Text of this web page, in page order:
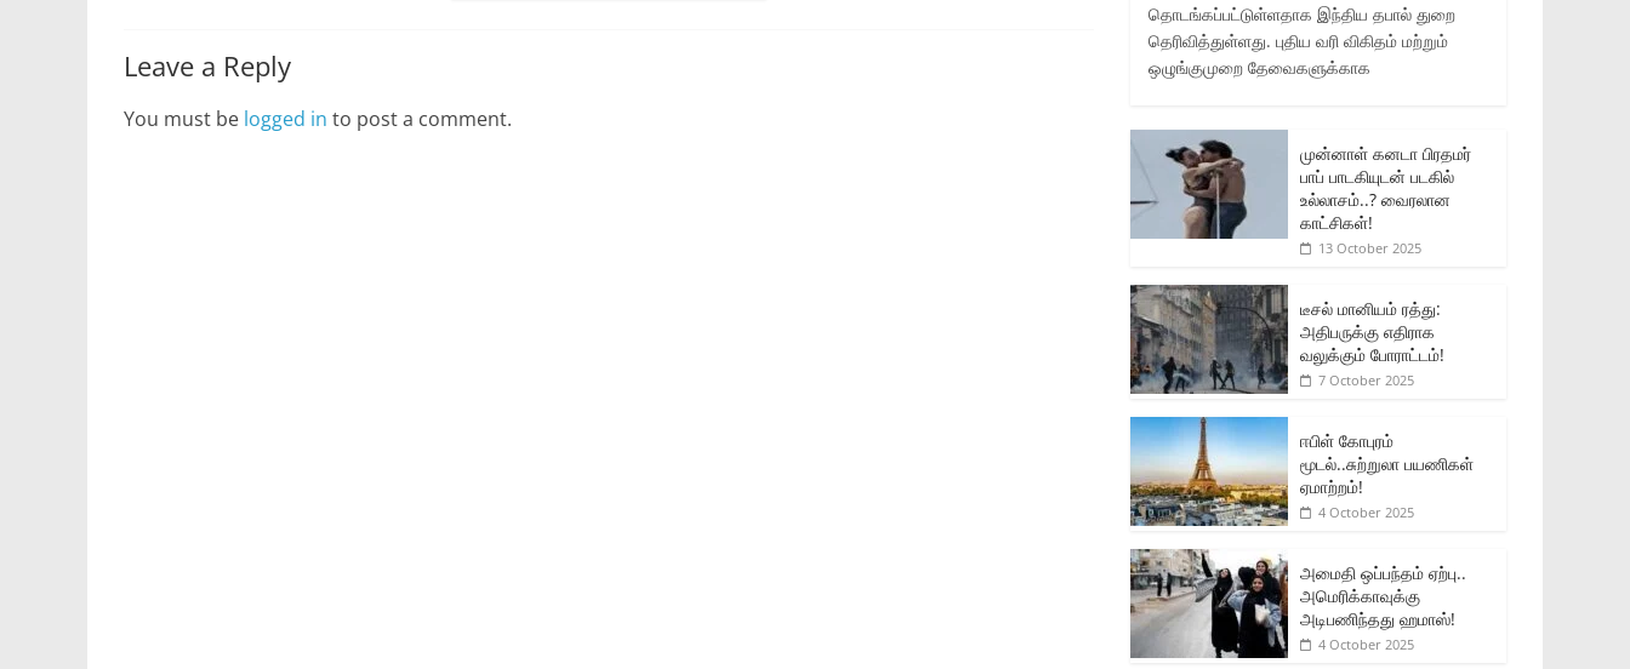
Leave a Reply
You must be logged in to post a comment.
தொடங்கப்பட்டுள்ளதாக இந்திய தபால் துறை
தெரிவித்துள்ளது. புதிய வரி விகிதம் மற்றும்
ஒழுங்குமுறை தேவைகளுக்காக
முன்னாள் கனடா பிரதமர்
பாப் பாடகியுடன் படகில்
உல்லாசம்..? வைரலான
காட்சிகள்!
13 October 2025
டீசல் மானியம் ரத்து:
அதிபருக்கு எதிராக
வலுக்கும் போராட்டம்!
7 October 2025
ஈபிள் கோபுரம்
மூடல்..சுற்றுலா பயணிகள்
ஏமாற்றம்!
4 October 2025
அமைதி ஒப்பந்தம் ஏற்பு..
அமெரிக்காவுக்கு
அடிபணிந்தது ஹமாஸ்!
4 October 2025